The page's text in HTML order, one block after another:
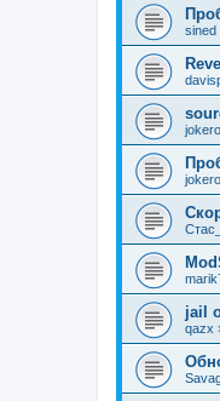
sined
jokero
jokero
jail
qazx